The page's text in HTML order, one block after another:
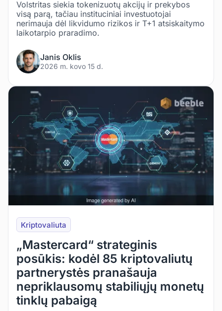
Volstritas siekia tokenizuotų akcijų ir prekybos
visą parą, tačiau instituciniai investuotojai
nerimauja dėl likvidumo rizikos ir T+1 atsiskaitymo
laikotarpio praradimo.
Janis Oklis
2026 m. kovo 15 d.
Kriptovaliuta
„Mastercard“ strateginis
posūkis: kodėl 85 kriptovaliutų
partnerystės pranašauja
nepriklausomų stabiliųjų monetų
tinklų pabaigą